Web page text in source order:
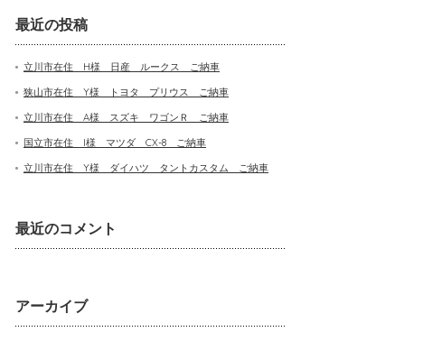
最近の投稿
立川市在住 H様 日産 ルークス ご納車
狭山市在住 Y様 トヨタ プリウス ご納車
立川市在住 A様 スズキ ワゴンＲ ご納車
国立市在住 I様 マツダ CX-8 ご納車
立川市在住 Y様 ダイハツ タントカスタム ご納車
最近のコメント
アーカイブ